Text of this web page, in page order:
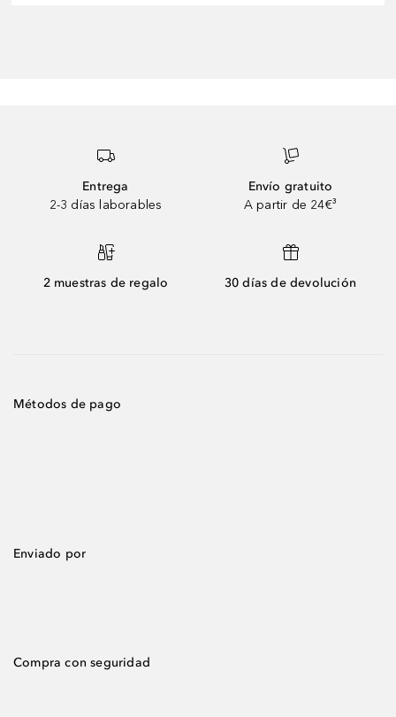
Entrega
2-3 días laborables
Envío gratuito
A partir de 24€³
2 muestras de regalo 30 días de devolución
Métodos de pago
Enviado por
Compra con seguridad